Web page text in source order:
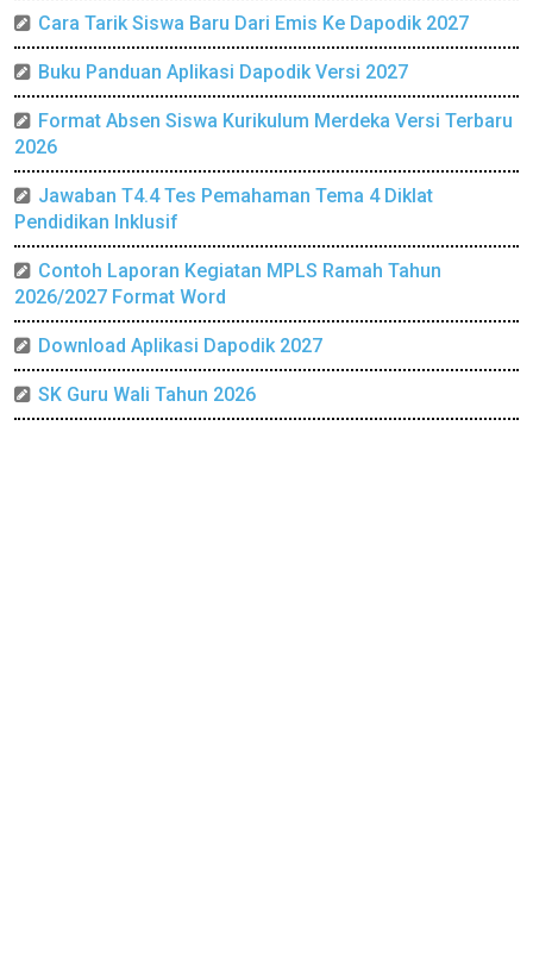
Cara Tarik Siswa Baru Dari Emis Ke Dapodik 2027
Buku Panduan Aplikasi Dapodik Versi 2027
Format Absen Siswa Kurikulum Merdeka Versi Terbaru
2026
Jawaban T4.4 Tes Pemahaman Tema 4 Diklat
Pendidikan Inklusif
Contoh Laporan Kegiatan MPLS Ramah Tahun
2026/2027 Format Word
Download Aplikasi Dapodik 2027
SK Guru Wali Tahun 2026